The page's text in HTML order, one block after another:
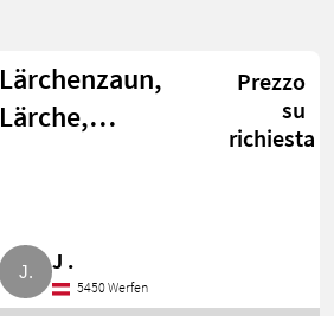
Lärchenzaun,
Lärche,
Prezzo
su
richiesta
J .
5450 Werfen